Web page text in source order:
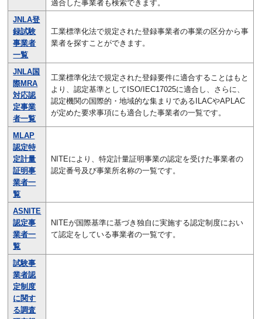
適合した事業者も検索できます。
JNLA登
録試験
事業者
一覧
工業標準化法で規定された登録事業者の事業の区分から事
業者を探すことができます。
JNLA国
際MRA
対応認
定事業
者一覧
工業標準化法で規定された登録要件に適合することはもと
より、認定基準としてISO/IEC17025に適合し、さらに、
認定機関の国際的・地域的な集まりであるILACやAPLAC
が定めた要求事項にも適合した事業者の一覧です。
MLAP
認定特
定計量
証明事
業者一
覧
NITEにより、特定計量証明事業の認定を受けた事業者の
認定番号及び事業所名称の一覧です。
ASNITE
認定事
業者一
覧
NITEが国際基準に基づき独自に実施する認定制度におい
て認定をしている事業者の一覧です。
試験事
業者認
定制度
に関す
る調査